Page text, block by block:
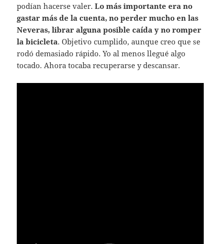
podían hacerse valer.Lo más importante era no
gastar más de la cuenta, no perder mucho en las
Neveras, librar alguna posible caída y no romper
la bicicleta. Objetivo cumplido, aunque creo que se
rodó demasiado rápido. Yo al menos llegué algo
tocado. Ahora tocaba recuperarse y descansar.